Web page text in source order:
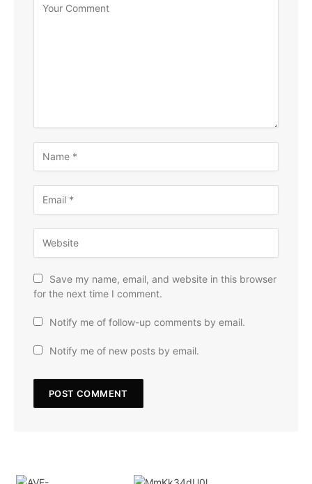
Save my name, email, and website in this browser
for the next time I comment.
Notify me of follow-up comments by email.
Notify me of new posts by email.